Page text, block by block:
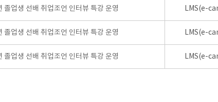
졸업생 선배 취업조언 인터뷰 특강 운영 LMS(e-
졸업생 선배 취업조언 인터뷰 특강 운영 LMS(e-
졸업생 선배 취업조언 인터뷰 특강 운영 LMS(e-